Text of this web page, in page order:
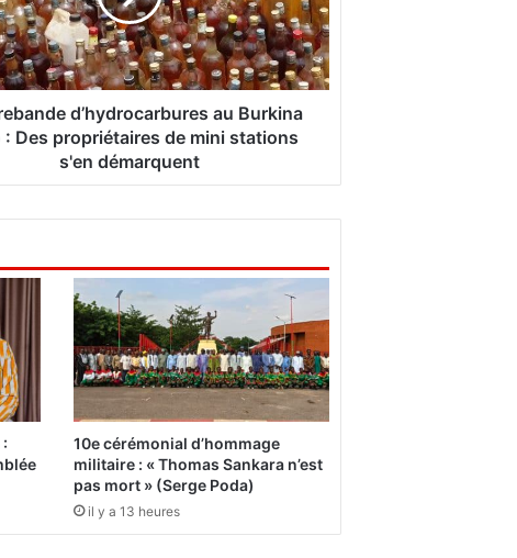
d’hydrocarbures au Burkina
: Des propriétaires de mini stations
s'en démarquent
10e cérémonial d’hommage
militaire : « Thomas Sankara n’est
pas mort » (Serge Poda)
il y a 13 heures